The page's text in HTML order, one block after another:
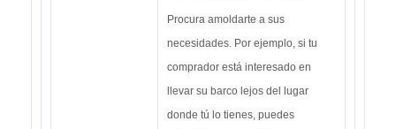
Procura amoldarte a sus
necesidades. Por ejemplo, si tu
comprador está interesado en
llevar su barco lejos del lugar
donde tú lo tienes, puedes